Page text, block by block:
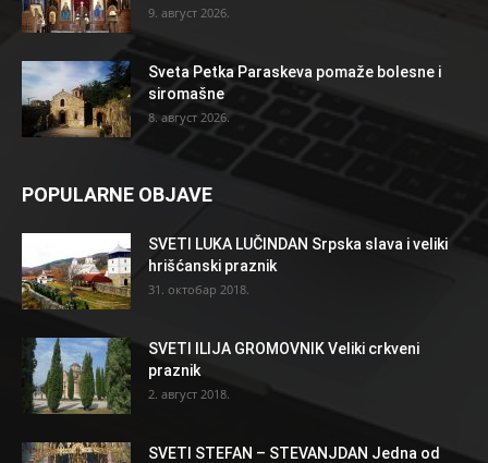
9. август 2026.
Sveta Petka Paraskeva pomaže bolesne i
siromašne
8. август 2026.
POPULARNE OBJAVE
SVETI LUKA LUČINDAN Srpska slava i veliki
hrišćanski praznik
31. октобар 2018.
SVETI ILIJA GROMOVNIK Veliki crkveni
praznik
2. август 2018.
SVETI STEFAN – STEVANJDAN Jedna od